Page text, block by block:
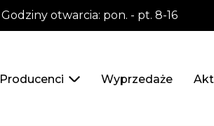
Godziny otwarcia: pon. - pt. 8-16
Producenci Wyprzedaże